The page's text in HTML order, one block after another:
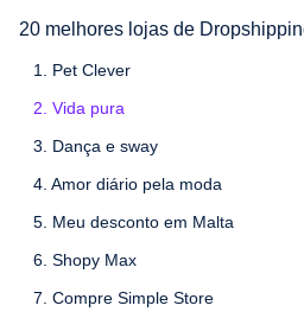
20 melhores lojas de
1. Pet Clever
2. Vida pura
3. Dança e sway
4. Amor diário pela moda
5. Meu desconto em Malta
6. Shopy Max
7. Compre Simple Store